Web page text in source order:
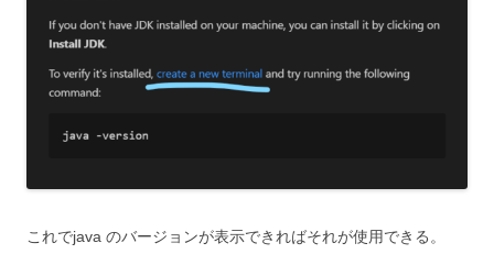
これでjava のバージョンが表示できればそれが使用できる。